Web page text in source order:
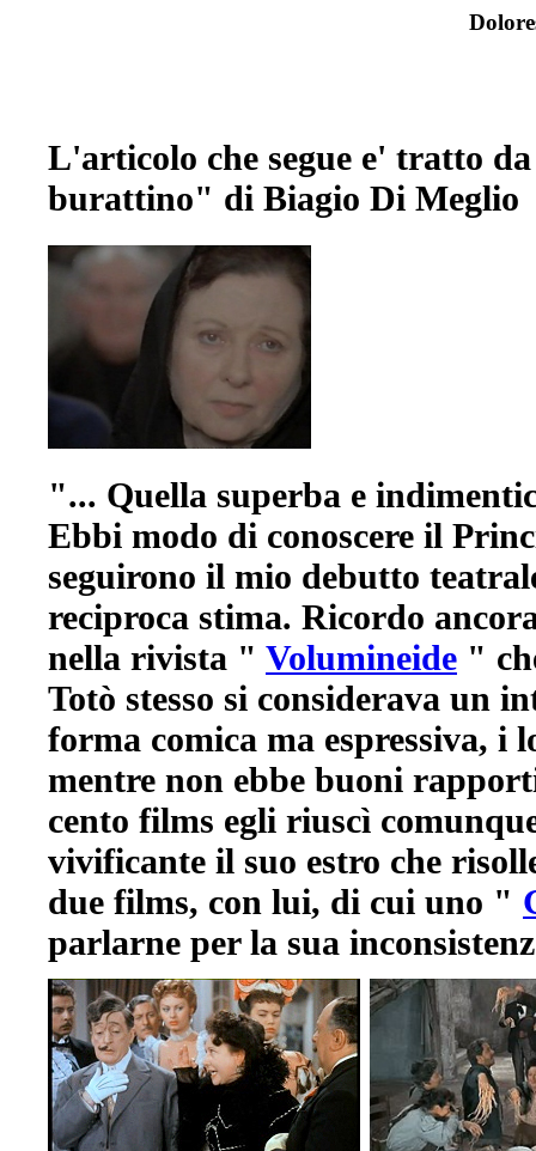
L'articolo che segue e' tratto
burattino" di Biagio Di Meglio
"... Quella superba e
Ebbi modo di conoscere il
seguirono il mio debutto
reciproca stima. Ricordo
nella rivista " Volumineide "
Totò stesso si considerava un
forma comica ma espressiva, i
mentre non ebbe buoni
cento films egli riuscì
vivificante il suo estro che
due films, con lui, di cui uno "
parlarne per la sua